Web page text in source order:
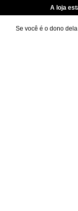
A loja
Se você é o dono